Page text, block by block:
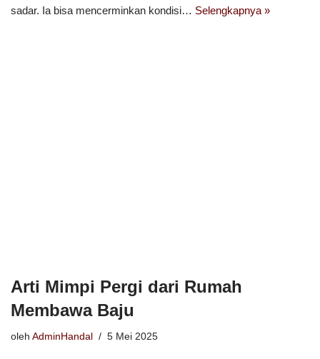
sadar. Ia bisa mencerminkan kondisi… Selengkapnya »
Arti Mimpi Pergi dari Rumah
Membawa Baju
oleh AdminHandal 5 Mei 2025